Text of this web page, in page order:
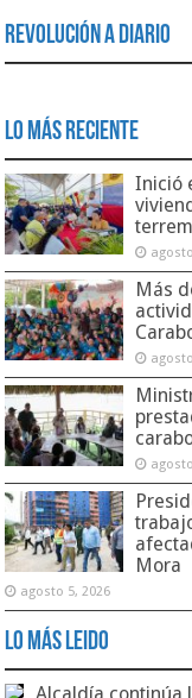
Revolución a Diario
Lo Más Reciente
Inició
Más
Mora
agosto 5, 2026
Lo Más Leido